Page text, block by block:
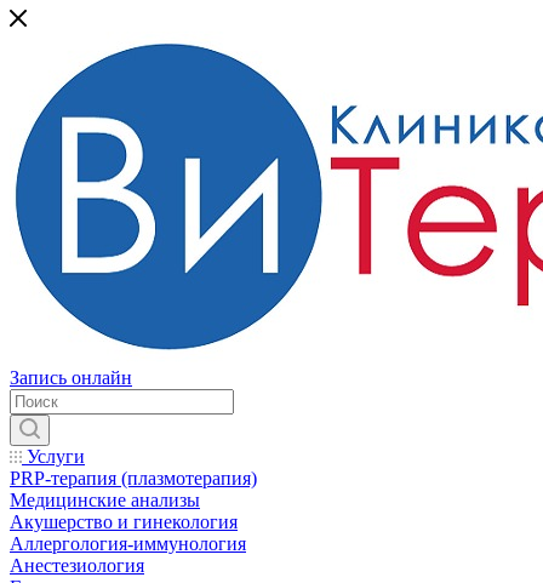
Запись онлайн
Услуги
PRP-терапия (плазмотерапия)
Медицинские анализы
Акушерство и гинекология
Аллергология-иммунология
Анестезиология